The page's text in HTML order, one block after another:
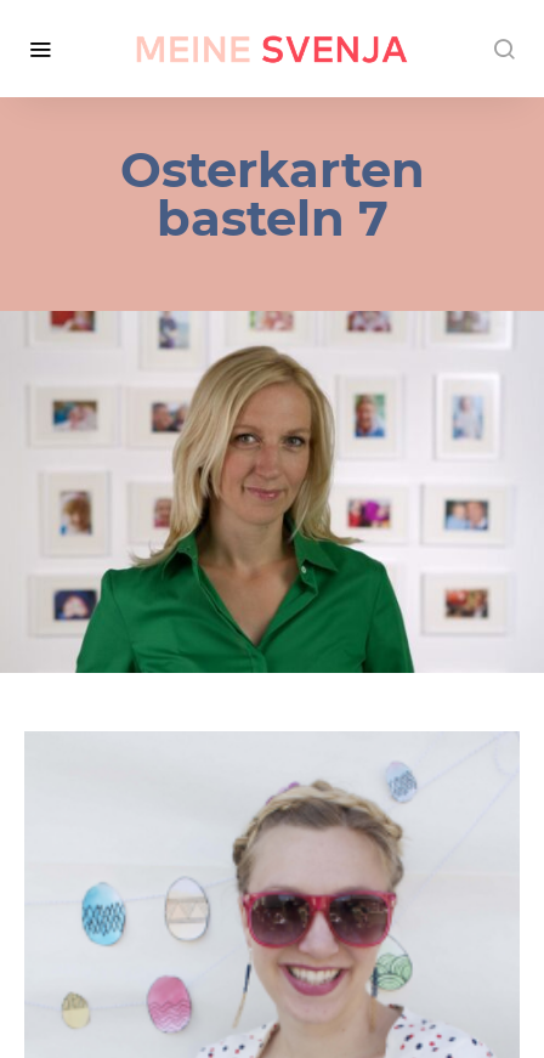
Osterkarten
basteln 7